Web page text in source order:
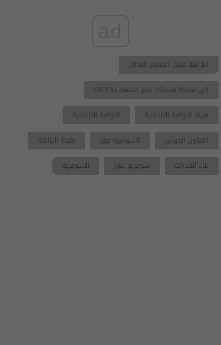
النزاهة تعلن انضمام العراق
إلى شبكة سلطات منع الفساد (NCPA)
هيئة النزاهة الاتحادية
النزاهة الاتحادية
التعاون الدولي
السومرية نيوز
هيئة النزاهة
بناء القدرات
سومرية نيوز السومرية